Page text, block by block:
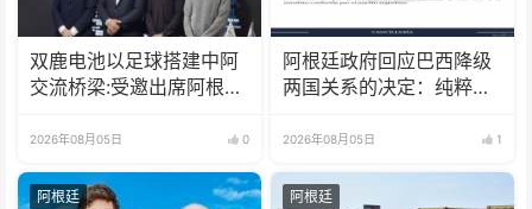
双鹿电池以足球搭建中阿
交流桥梁:受邀出席阿根廷
2026年08月05日 0
阿根廷政府回应巴西降级
两国关系的决定：纯粹意
2026年08月05日 1
阿根廷 阿根廷